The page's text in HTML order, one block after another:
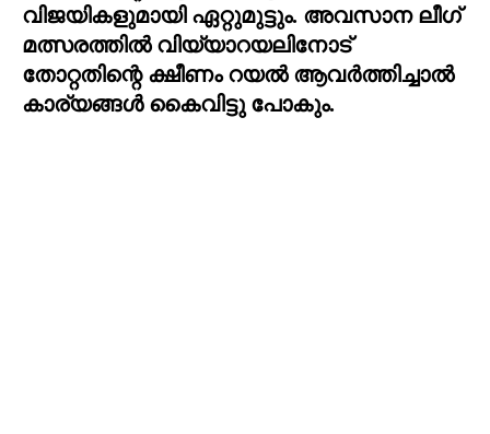
വിജയികളുമായി ഏറ്റുമുട്ടും. അവസാന ലീഗ്
മത്സരത്തിൽ വിയ്യാറയലിനോട്
തോറ്റതിന്റെ ക്ഷീണം റയൽ ആവർത്തിച്ചാൽ
കാര്യങ്ങൾ കൈവിട്ടു പോകും.